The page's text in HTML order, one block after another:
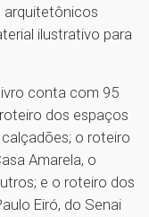
arquitetônicos
ilustrativo para
conta com 95
dos espaços
o roteiro
Amarela, o
e o roteiro dos
Eiró, do Senai